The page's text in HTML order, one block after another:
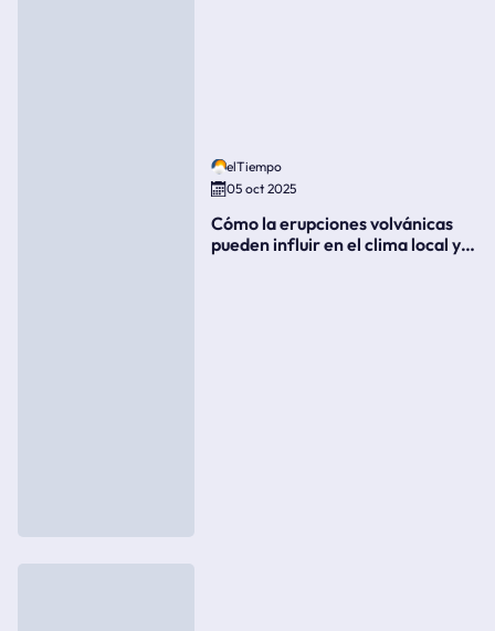
elTiempo
05 oct 2025
Cómo la erupciones volvánicas
pueden influir en el clima local y